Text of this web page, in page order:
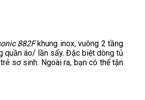
882Fkhung inox, vuông 2 tầng
quần áo/ lần sấy. Đặc biệt dòng tủ
sơ sinh. Ngoài ra, bạn có thể tận